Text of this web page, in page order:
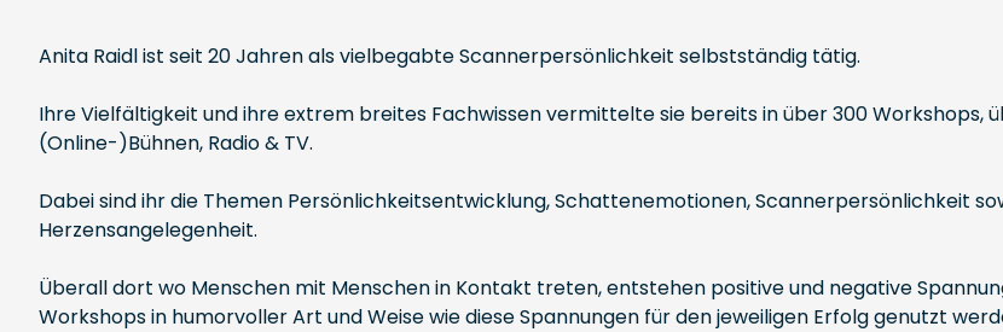
Anita Raidl ist seit 20 Jahren als vielbegabte Scannerpersönlichkeit selbstständig tätig.
Ihre Vielfältigkeit und ihre extrem breites Fachwissen vermittelte sie bereits in über 300 Workshops,
(Online-)Bühnen, Radio & TV.
Dabei sind ihr die Themen Persönlichkeitsentwicklung, Schattenemotionen, Scannerpersönlichkeit
Herzensangelegenheit.
Überall dort wo Menschen mit Menschen in Kontakt treten, entstehen positive und negative
Workshops in humorvoller Art und Weise wie diese Spannungen für den jeweiligen Erfolg genutzt